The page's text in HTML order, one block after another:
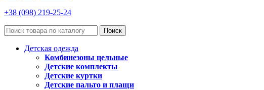
+38 (098) 219-25-24
Поиск
Детская одежда
Комбинезоны цельные
Детские комплекты
Детские куртки
Детские пальто и плащи